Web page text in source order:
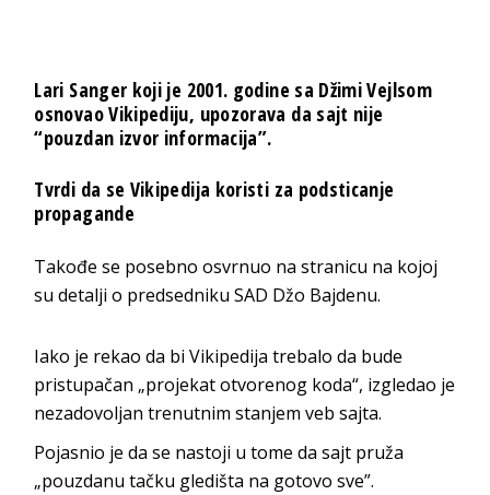
Lari Sanger koji je 2001. godine sa Džimi Vejlsom
osnovao Vikipediju, upozorava da sajt nije
“pouzdan izvor informacija”.
Tvrdi da se Vikipedija koristi za podsticanje
propagande
Takođe se posebno osvrnuo na stranicu na kojoj
su detalji o predsedniku SAD Džo Bajdenu.
Iako je rekao da bi Vikipedija trebalo da bude
pristupačan „projekat otvorenog koda“, izgledao je
nezadovoljan trenutnim stanjem veb sajta.
Pojasnio je da se nastoji u tome da sajt pruža
„pouzdanu tačku gledišta na gotovo sve”.